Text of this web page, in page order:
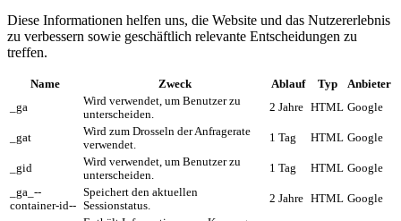
Diese Informationen helfen uns, die Website und das Nutzererlebnis
zu verbessern sowie geschäftlich relevante Entscheidungen zu
treffen.
Name Zweck Ablauf Typ
Anbieter
_ga
Wird verwendet, um Benutzer zu
unterscheiden.
2 Jahre HTML Google
_gat
Wird zum Drosseln der Anfragerate
verwendet.
1 Tag HTML Google
_gid
Wird verwendet, um Benutzer zu
unterscheiden.
1 Tag HTML Google
_ga_--
container-id--
Speichert den aktuellen
Sessionstatus.
2 Jahre HTML Google